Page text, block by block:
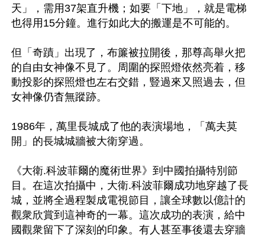
天」，需用37架直升機；如要「下地」，就是電梯
也得用15分鐘。進行如此大的搬運是不可能的。
但「奇蹟」出現了，布簾被拉開後，那尊高舉火把
的自由女神像不見了。周圍的探照燈依然亮着，移
動投影的探照燈也左右交錯，豎過來又照過去，但
女神像仍杳無蹤跡。
1986年，萬里長城成了他的表演場地，「萬夫莫
開」的長城城牆被大衛穿過。
《大衛.科波菲爾的魔術世界》到中國拍攝特別節
目。在這次拍攝中，大衛.科波菲爾成功地穿越了長
城，並將全過程製成電視節目，讓全球數以億計的
觀衆欣賞到這神奇的一幕。這次成功的表演，給中
國觀衆留下了深刻的印象。有人甚至事後還去穿牆